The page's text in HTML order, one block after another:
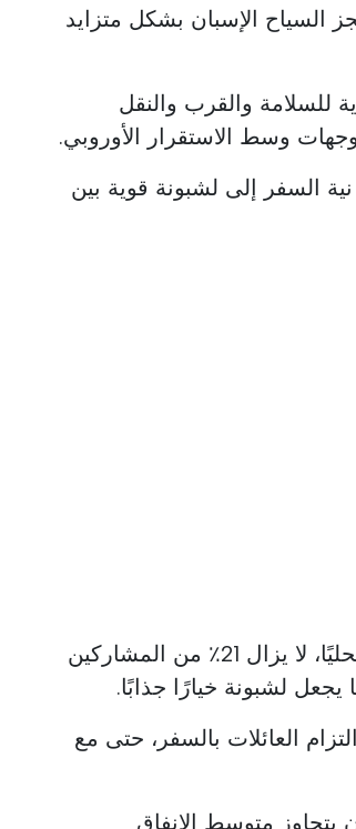
السياح الإسبان بشكل متزايد
للسلامة والقرب والنقل
وسط الاستقرار الأوروبي.
السفر إلى لشبونة قوية بين
في حين أن العديد من الإسبان يقضون إجازتهم محليًا، لا يزال 21٪ من المشاركين
لشبونة خيارًا جذابًا.
العائلات بالسفر، حتى مع
يتجاوز متوسط الإنفاق